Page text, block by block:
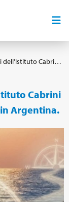
General Mitre, Caba in Argentina.
Cabrini
Argentina.